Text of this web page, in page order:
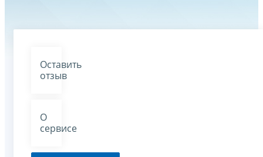
Оставить
отзыв
О
сервисе